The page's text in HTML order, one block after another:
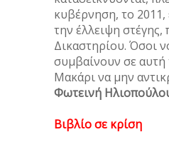
κυβέρνηση, το 2011,
την έλλειψη
Δικαστηρίου. Όσοι
συμβαίνουν σε
Μακάρι να μην
Φωτεινή
Βιβλίο σε κρίση